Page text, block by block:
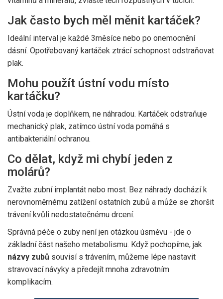
Jak často bych měl měnit kartáček?
Ideální interval je každé 3měsíce nebo po onemocnění
dásní. Opotřebovaný kartáček ztrácí schopnost odstraňovat
plak.
Mohu použít ústní vodu místo
kartáčku?
Ústní voda je doplňkem, ne náhradou. Kartáček odstraňuje
mechanický plak, zatímco ústní voda pomáhá s
antibakteriální ochranou.
Co dělat, když mi chybí jeden z
molárů?
Zvažte zubní implantát nebo most. Bez náhrady dochází k
nerovnoměrnému zatížení ostatních zubů a může se zhoršit
trávení kvůli nedostatečnému drcení.
Správná péče o zuby není jen otázkou úsměvu - jde o
základní část našeho metabolismu. Když pochopíme, jak
názvy zubů souvisí s trávením, můžeme lépe nastavit
stravovací návyky a předejít mnoha zdravotním
komplikacím.